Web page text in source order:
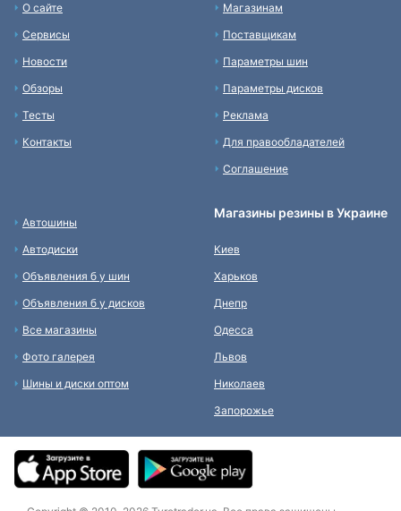
О сайте
Сервисы
Новости
Обзоры
Тесты
Контакты
Магазинам
Поставщикам
Параметры шин
Параметры дисков
Реклама
Для правообладателей
Соглашение
Автошины
Автодиски
Объявления б у шин
Объявления б у дисков
Все магазины
Фото галерея
Шины и диски оптом
Магазины резины в Украине
Киев
Харьков
Днепр
Одесса
Львов
Николаев
Запорожье